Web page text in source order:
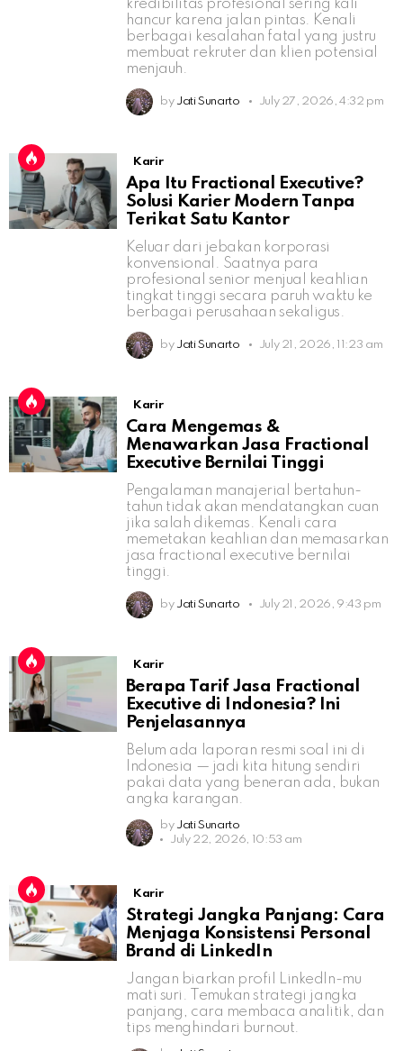
kredibilitas profesional sering kali
hancur karena jalan pintas. Kenali
berbagai kesalahan fatal yang justru
membuat rekruter dan klien potensial
menjauh.
by Jati Sunarto July 27, 2026, 4:32 pm
Karir
Apa Itu Fractional Executive?
Solusi Karier Modern Tanpa
Terikat Satu Kantor
Keluar dari jebakan korporasi
konvensional. Saatnya para
profesional senior menjual keahlian
tingkat tinggi secara paruh waktu ke
berbagai perusahaan sekaligus.
by Jati Sunarto July 21, 2026, 11:23 am
Karir
Cara Mengemas &
Menawarkan Jasa Fractional
Executive Bernilai Tinggi
Pengalaman manajerial bertahun-
tahun tidak akan mendatangkan cuan
jika salah dikemas. Kenali cara
memetakan keahlian dan memasarkan
jasa fractional executive bernilai
tinggi.
by Jati Sunarto July 21, 2026, 9:43 pm
Karir
Berapa Tarif Jasa Fractional
Executive di Indonesia? Ini
Penjelasannya
Belum ada laporan resmi soal ini di
Indonesia — jadi kita hitung sendiri
pakai data yang beneran ada, bukan
angka karangan.
by Jati Sunarto
July 22, 2026, 10:53 am
Karir
Strategi Jangka Panjang: Cara
Menjaga Konsistensi Personal
Brand di LinkedIn
Jangan biarkan profil LinkedIn-mu
mati suri. Temukan strategi jangka
panjang, cara membaca analitik, dan
tips menghindari burnout.